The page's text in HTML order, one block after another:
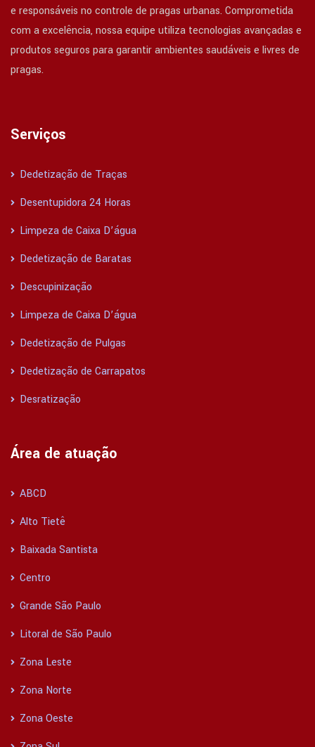
e responsáveis no controle de pragas urbanas. Comprometida
com a excelência, nossa equipe utiliza tecnologias avançadas e
produtos seguros para garantir ambientes saudáveis e livres de
pragas.
Serviços
Dedetização de Traças
Desentupidora 24 Horas
Limpeza de Caixa D’água
Dedetização de Baratas
Descupinização
Limpeza de Caixa D’água
Dedetização de Pulgas
Dedetização de Carrapatos
Desratização
Área de atuação
ABCD
Alto Tietê
Baixada Santista
Centro
Grande São Paulo
Litoral de São Paulo
Zona Leste
Zona Norte
Zona Oeste